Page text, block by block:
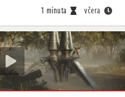
1 minuta včera